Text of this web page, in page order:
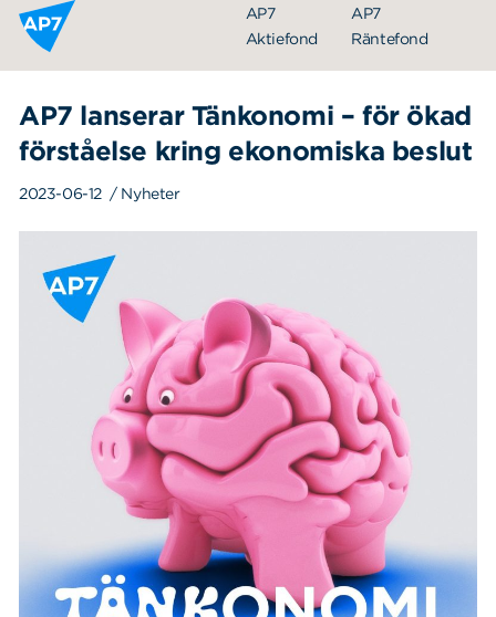
Hoppa till innehållet
AP7
Aktiefond
AP7
Räntefond
AP7 lanserar Tänkonomi – för ökad
förståelse kring ekonomiska beslut
2023-06-12 / Nyheter
Organisation
Årsredovisningar
Våra dokument
Policy om personuppgifter